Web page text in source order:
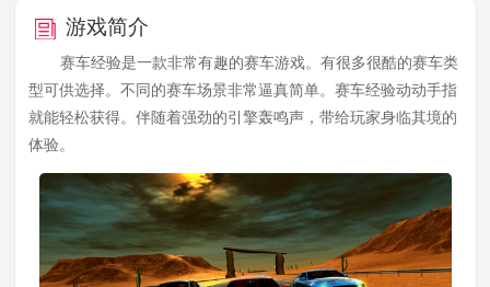
游戏简介
赛车经验是一款非常有趣的赛车游戏。有很多很酷的赛车类
型可供选择。不同的赛车场景非常逼真简单。赛车经验动动手指
就能轻松获得。伴随着强劲的引擎轰鸣声，带给玩家身临其境的
体验。